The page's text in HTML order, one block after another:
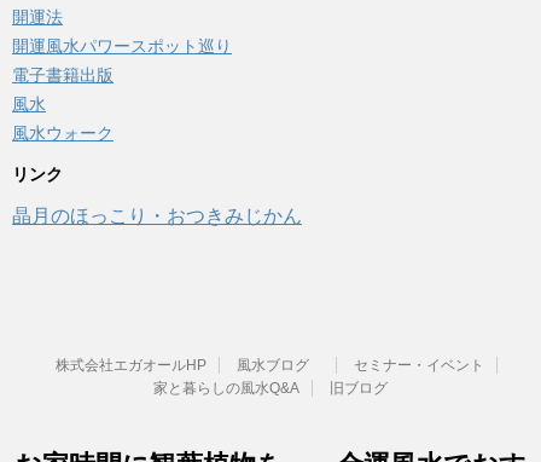
開運法
開運風水パワースポット巡り
電子書籍出版
風水
風水ウォーク
リンク
晶月のほっこり・おつきみじかん
株式会社エガオールHP 風水ブログ
セミナー・イベント
家と暮らしの風水Q&A
旧ブログ